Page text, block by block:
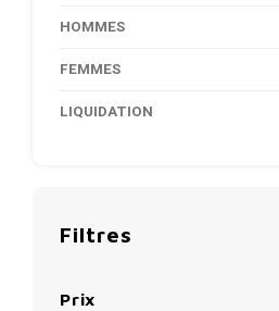
HOMMES
FEMMES
LIQUIDATION
Filtres
Prix